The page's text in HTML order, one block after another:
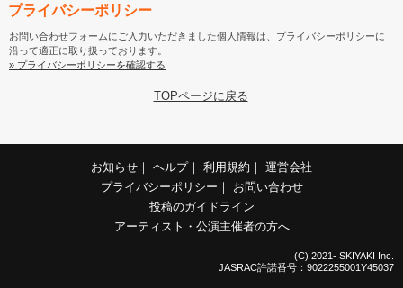
プライバシーポリシー
お問い合わせフォームにご入力いただきました個人情報は、プライバシーポリシーに
沿って適正に取り扱っております。
» プライバシーポリシーを確認する
TOPページに戻る
お知らせ ヘルプ 利用規約
運営会社
プライバシーポリシー
お問い合わせ
投稿のガイドライン
アーティスト・公演主催者の方へ
(C) 2021- SKIYAKI Inc.
JASRAC許諾番号：9022255001Y45037